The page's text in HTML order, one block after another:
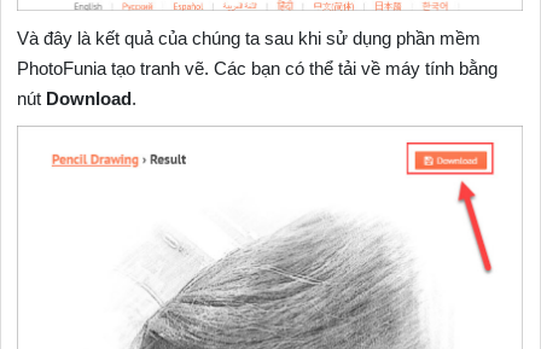
Và đây là kết quả của chúng ta sau khi sử dụng phần mềm
PhotoFunia tạo tranh vẽ. Các bạn có thể tải về máy tính bằng
nút Download.